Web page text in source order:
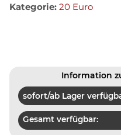
Kategorie: 20 Euro
Information
sofort/ab Lager
Gesamt verfügbar: